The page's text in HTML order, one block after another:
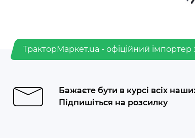
ТракторМаркет.ua - офіційний імпортер
Бажаєте бути в курсі всіх
Підпишіться на розсилку